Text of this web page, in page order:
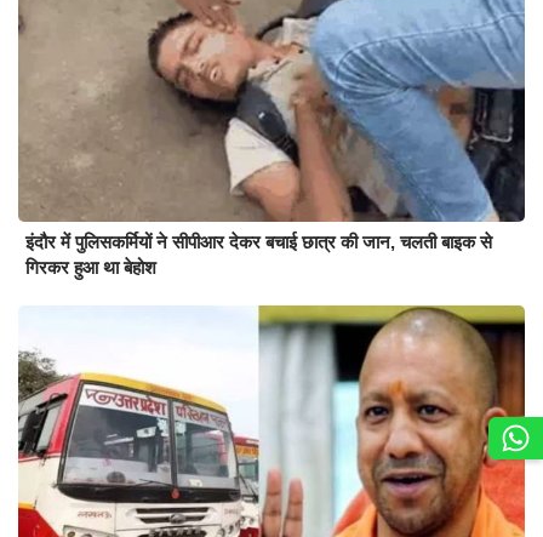
इंदौर में पुलिसकर्मियों ने सीपीआर देकर बचाई छात्र की जान, चलती बाइक से
गिरकर हुआ था बेहोश